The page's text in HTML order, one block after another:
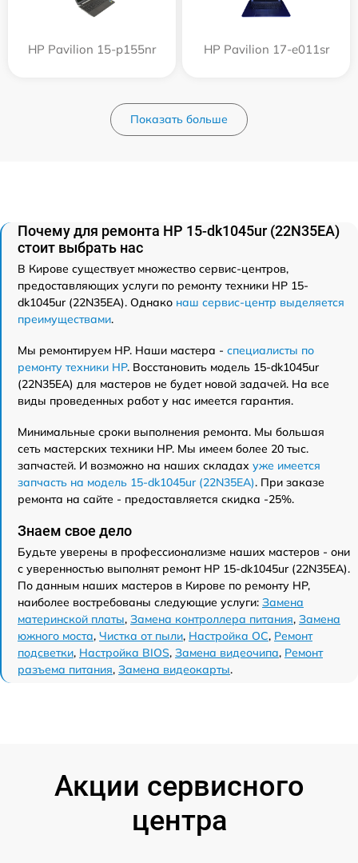
HP Pavilion 15-p155nr HP Pavilion 17-e011sr
Показать больше
Почему для ремонта HP 15-dk1045ur (22N35EA)
стоит выбрать нас
В Кирове существует множество сервис-центров,
предоставляющих услуги по ремонту техники HP 15-
dk1045ur (22N35EA). Однако наш сервис-центр выделяется
преимуществами.
Мы ремонтируем HP. Наши мастера - специалисты по
ремонту техники HP. Восстановить модель 15-dk1045ur
(22N35EA) для мастеров не будет новой задачей. На все
виды проведенных работ у нас имеется гарантия.
Минимальные сроки выполнения ремонта. Мы большая
сеть мастерских техники HP. Мы имеем более 20 тыс.
запчастей. И возможно на наших складах уже имеется
запчасть на модель 15-dk1045ur (22N35EA). При заказе
ремонта на сайте - предоставляется скидка -25%.
Знаем свое дело
Будьте уверены в профессионализме наших мастеров - они
с уверенностью выполнят ремонт HP 15-dk1045ur (22N35EA).
По данным наших мастеров в Кирове по ремонту HP,
наиболее востребованы следующие услуги: Замена
материнской платы, Замена контроллера питания, Замена
южного моста, Чистка от пыли, Настройка ОС, Ремонт
подсветки, Настройка BIOS, Замена видеочипа, Ремонт
разъема питания, Замена видеокарты.
Акции сервисного
центра